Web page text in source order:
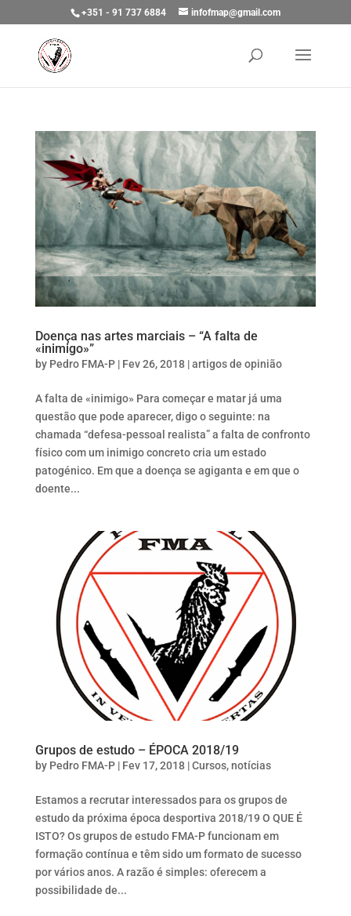
+351 - 91 737 6884 infofmap@gmail.com
Doença nas artes marciais – “A falta de
«inimigo»”
by Pedro FMA-P| Fev 26, 2018|artigos de opinião
A falta de «inimigo» Para começar e matar já uma
questão que pode aparecer, digo o seguinte: na
chamada “defesa-pessoal realista” a falta de confronto
físico com um inimigo concreto cria um estado
patogénico. Em que a doença se agiganta e em que o
doente...
Grupos de estudo – ÉPOCA 2018/19
by Pedro FMA-P| Fev 17, 2018|Cursos,notícias
Estamos a recrutar interessados para os grupos de
estudo da próxima época desportiva 2018/19 O QUE É
ISTO? Os grupos de estudo FMA-P funcionam em
formação contínua e têm sido um formato de sucesso
por vários anos. A razão é simples: oferecem a
possibilidade de...